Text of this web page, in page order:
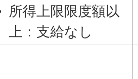
所得上限限度額以
上：支給なし